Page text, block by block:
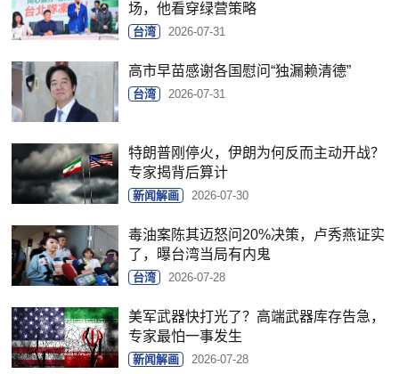
场，他看穿绿营策略
台湾 2026-07-31
高市早苗感谢各国慰问“独漏赖清德”
台湾 2026-07-31
特朗普刚停火，伊朗为何反而主动开战？
专家揭背后算计
新闻解画 2026-07-30
毒油案陈其迈怒问20%决策，卢秀燕证实
了，曝台湾当局有内鬼
台湾 2026-07-28
美军武器快打光了？高端武器库存告急，
专家最怕一事发生
新闻解画 2026-07-28